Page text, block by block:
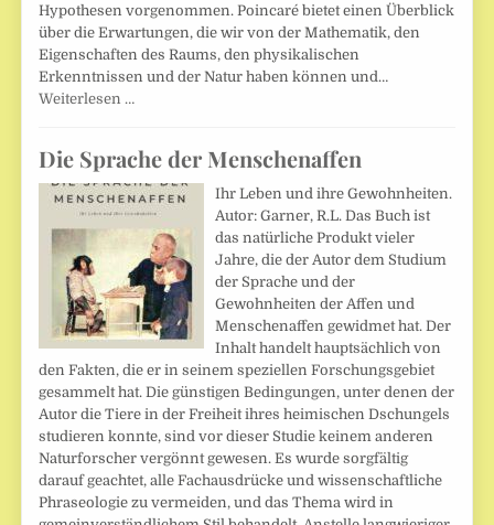
Hypothesen vorgenommen. Poincaré bietet einen Überblick
über die Erwartungen, die wir von der Mathematik, den
Eigenschaften des Raums, den physikalischen
Erkenntnissen und der Natur haben können und…
Weiterlesen …
Die Sprache der Menschenaffen
Ihr Leben und ihre Gewohnheiten.
Autor: Garner, R.L. Das Buch ist
das natürliche Produkt vieler
Jahre, die der Autor dem Studium
der Sprache und der
Gewohnheiten der Affen und
Menschenaffen gewidmet hat. Der
Inhalt handelt hauptsächlich von
den Fakten, die er in seinem speziellen Forschungsgebiet
gesammelt hat. Die günstigen Bedingungen, unter denen der
Autor die Tiere in der Freiheit ihres heimischen Dschungels
studieren konnte, sind vor dieser Studie keinem anderen
Naturforscher vergönnt gewesen. Es wurde sorgfältig
darauf geachtet, alle Fachausdrücke und wissenschaftliche
Phraseologie zu vermeiden, und das Thema wird in